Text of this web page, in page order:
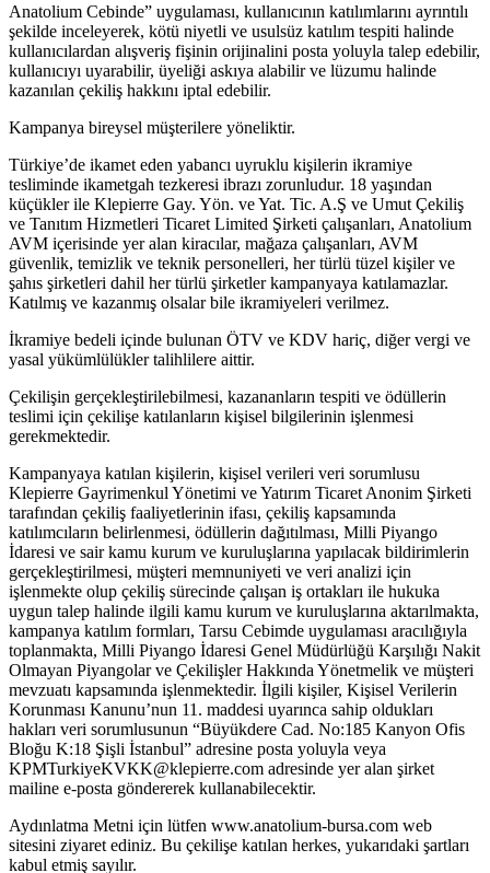
Anatolium Cebinde” uygulaması, kullanıcının katılımlarını ayrıntılı
şekilde inceleyerek, kötü niyetli ve usulsüz katılım tespiti halinde
kullanıcılardan alışveriş fişinin orijinalini posta yoluyla talep edebilir,
kullanıcıyı uyarabilir, üyeliği askıya alabilir ve lüzumu halinde
kazanılan çekiliş hakkını iptal edebilir.
Kampanya bireysel müşterilere yöneliktir.
Türkiye’de ikamet eden yabancı uyruklu kişilerin ikramiye
tesliminde ikametgah tezkeresi ibrazı zorunludur. 18 yaşından
küçükler ile Klepierre Gay. Yön. ve Yat. Tic. A.Ş ve Umut Çekiliş
ve Tanıtım Hizmetleri Ticaret Limited Şirketi çalışanları, Anatolium
AVM içerisinde yer alan kiracılar, mağaza çalışanları, AVM
güvenlik, temizlik ve teknik personelleri, her türlü tüzel kişiler ve
şahıs şirketleri dahil her türlü şirketler kampanyaya katılamazlar.
Katılmış ve kazanmış olsalar bile ikramiyeleri verilmez.
İkramiye bedeli içinde bulunan ÖTV ve KDV hariç, diğer vergi ve
yasal yükümlülükler talihlilere aittir.
Çekilişin gerçekleştirilebilmesi, kazananların tespiti ve ödüllerin
teslimi için çekilişe katılanların kişisel bilgilerinin işlenmesi
gerekmektedir.
Kampanyaya katılan kişilerin, kişisel verileri veri sorumlusu
Klepierre Gayrimenkul Yönetimi ve Yatırım Ticaret Anonim Şirketi
tarafından çekiliş faaliyetlerinin ifası, çekiliş kapsamında
katılımcıların belirlenmesi, ödüllerin dağıtılması, Milli Piyango
İdaresi ve sair kamu kurum ve kuruluşlarına yapılacak bildirimlerin
gerçekleştirilmesi, müşteri memnuniyeti ve veri analizi için
işlenmekte olup çekiliş sürecinde çalışan iş ortakları ile hukuka
uygun talep halinde ilgili kamu kurum ve kuruluşlarına aktarılmakta,
kampanya katılım formları, Tarsu Cebimde uygulaması aracılığıyla
toplanmakta, Milli Piyango İdaresi Genel Müdürlüğü Karşılığı Nakit
Olmayan Piyangolar ve Çekilişler Hakkında Yönetmelik ve müşteri
mevzuatı kapsamında işlenmektedir. İlgili kişiler, Kişisel Verilerin
Korunması Kanunu’nun 11. maddesi uyarınca sahip oldukları
hakları veri sorumlusunun “Büyükdere Cad. No:185 Kanyon Ofis
Bloğu K:18 Şişli İstanbul” adresine posta yoluyla veya
KPMTurkiyeKVKK@klepierre.com adresinde yer alan şirket
mailine e-posta göndererek kullanabilecektir.
Aydınlatma Metni için lütfen www.anatolium-bursa.com web
sitesini ziyaret ediniz. Bu çekilişe katılan herkes, yukarıdaki şartları
kabul etmiş sayılır.